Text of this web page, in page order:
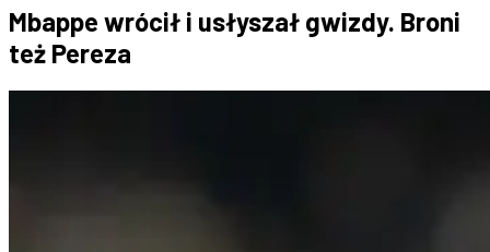
Mbappe wrócił i usłyszał gwizdy. Broni
też Pereza